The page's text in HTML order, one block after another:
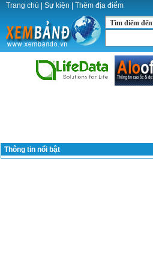
Trang chủ Sự kiện Thêm địa điểm
Tìm điểm đến
Thông tin nổi bật